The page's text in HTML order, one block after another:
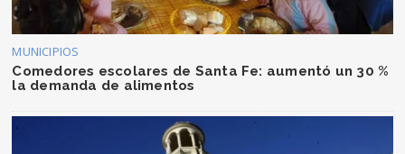
MUNICIPIOS
Comedores escolares de Santa Fe: aumentó un 30 %
la demanda de alimentos